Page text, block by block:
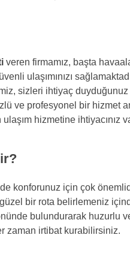
veren firmamız, başta
ulaşımınızı
sizleri ihtiyaç duyduğunuz
ve profesyonel bir hizmet
hizmetine ihtiyacınız
konforunuz için çok
bir rota belirlemeniz
bulundurarak huzurlu
zaman irtibat kurabilirsiniz.